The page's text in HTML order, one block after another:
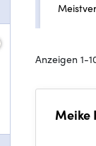
Anzeigen 1-
Meike